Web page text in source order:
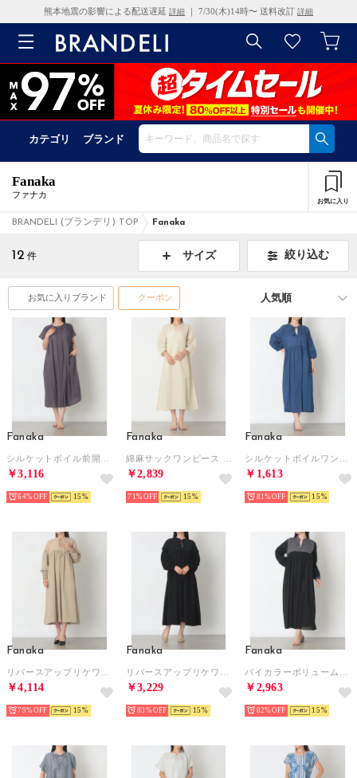
熊本地震の影響による配送遅延 詳細 ｜ 7/30(木)14時〜 送料改訂 詳細
カテゴリ ブランド
Fanaka
ファナカ
お気に入り
BRANDELI (ブランデリ) TOP Fanaka
12 件 サイズ 絞り込む
お気に入りブランド クーポン
Fanaka
￥3,116
64% 15
Fanaka
￥2,839
71% 15
Fanaka
￥1,613
81% 15
Fanaka
￥4,114
79% 15
Fanaka
￥3,229
83% 15
Fanaka
￥2,963
82% 15